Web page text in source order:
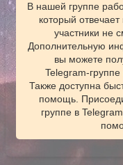
В нашей группе
который
участники не
Дополнительную
вы можете
Telegram‑группе
Также доступна
помощь.
группе в